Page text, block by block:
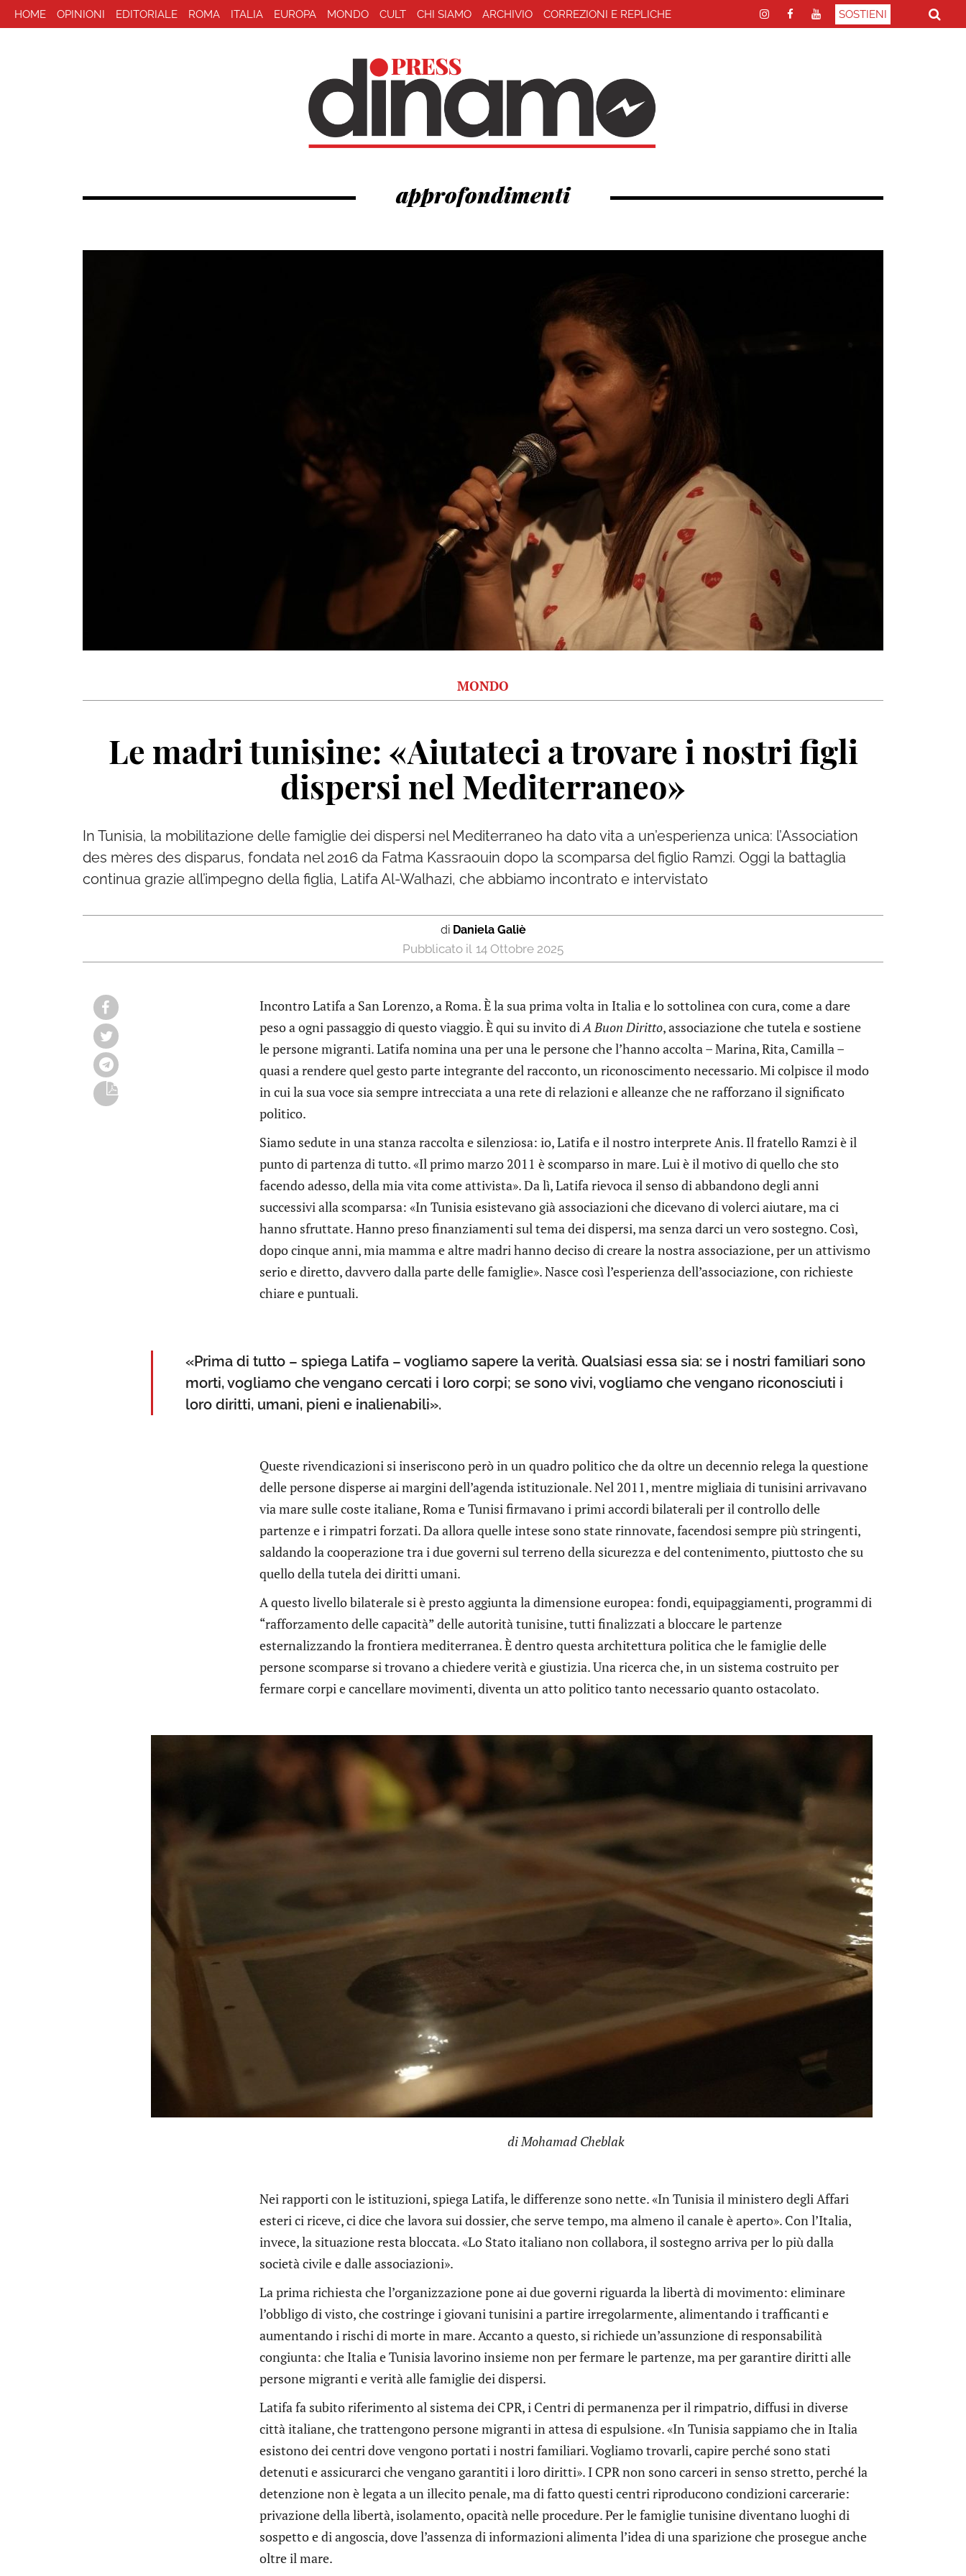
HOME OPINIONI EDITORIALE ROMA ITALIA EUROPA MONDO CULT CHI SIAMO ARCHIVIO CORREZIONI E REPLICHE SOSTIENI
approfondimenti
MONDO
Le madri tunisine: «Aiutateci a trovare i nostri figli
dispersi nel Mediterraneo»
In Tunisia, la mobilitazione delle famiglie dei dispersi nel Mediterraneo ha dato vita a un’esperienza unica: l’Association
des mères des disparus, fondata nel 2016 da Fatma Kassraouin dopo la scomparsa del figlio Ramzi. Oggi la battaglia
continua grazie all’impegno della figlia, Latifa Al-Walhazi, che abbiamo incontrato e intervistato
di Daniela Galiè
14 Ottobre 2025
Incontro Latifa a San Lorenzo, a Roma. È la sua prima volta in Italia e lo sottolinea con cura, come a dare
peso a ogni passaggio di questo viaggio. È qui su invito diA Buon Diritto, associazione che tutela e sostiene
le persone migranti. Latifa nomina una per una le persone che l’hanno accolta – Marina, Rita, Camilla –
quasi a rendere quel gesto parte integrante del racconto, un riconoscimento necessario. Mi colpisce il modo
in cui la sua voce sia sempre intrecciata a una rete di relazioni e alleanze che ne rafforzano il significato
politico.
Siamo sedute in una stanza raccolta e silenziosa: io, Latifa e il nostro interprete Anis. Il fratello Ramzi è il
punto di partenza di tutto. «Il primo marzo 2011 è scomparso in mare. Lui è il motivo di quello che sto
facendo adesso, della mia vita come attivista». Da lì, Latifa rievoca il senso di abbandono degli anni
successivi alla scomparsa: «In Tunisia esistevano già associazioni che dicevano di volerci aiutare, ma ci
hanno sfruttate. Hanno preso finanziamenti sul tema dei dispersi, ma senza darci un vero sostegno. Così,
dopo cinque anni, mia mamma e altre madri hanno deciso di creare la nostra associazione, per un attivismo
serio e diretto, davvero dalla parte delle famiglie». Nasce così l’esperienza dell’associazione, con richieste
chiare e puntuali.
«Prima di tutto – spiega Latifa – vogliamo sapere la verità. Qualsiasi essa sia: se i nostri familiari sono
morti, vogliamo che vengano cercati i loro corpi; se sono vivi, vogliamo che vengano riconosciuti i
loro diritti, umani, pieni e inalienabili».
Queste rivendicazioni si inseriscono però in un quadro politico che da oltre un decennio relega la questione
delle persone disperse ai margini dell’agenda istituzionale. Nel 2011, mentre migliaia di tunisini arrivavano
via mare sulle coste italiane, Roma e Tunisi firmavano i primi accordi bilaterali per il controllo delle
partenze e i rimpatri forzati. Da allora quelle intese sono state rinnovate, facendosi sempre più stringenti,
saldando la cooperazione tra i due governi sul terreno della sicurezza e del contenimento, piuttosto che su
quello della tutela dei diritti umani.
A questo livello bilaterale si è presto aggiunta la dimensione europea: fondi, equipaggiamenti, programmi di
“rafforzamento delle capacità” delle autorità tunisine, tutti finalizzati a bloccare le partenze
esternalizzando la frontiera mediterranea. È dentro questa architettura politica che le famiglie delle
persone scomparse si trovano a chiedere verità e giustizia. Una ricerca che, in un sistema costruito per
fermare corpi e cancellare movimenti, diventa un atto politico tanto necessario quanto ostacolato.
diMohamad Cheblak
Nei rapporti con le istituzioni, spiega Latifa, le differenze sono nette. «In Tunisia il ministero degli Affari
esteri ci riceve, ci dice che lavora sui dossier, che serve tempo, ma almeno il canale è aperto». Con l’Italia,
invece, la situazione resta bloccata. «Lo Stato italiano non collabora, il sostegno arriva per lo più dalla
società civile e dalle associazioni».
La prima richiesta che l’organizzazione pone ai due governi riguarda la libertà di movimento: eliminare
l’obbligo di visto, che costringe i giovani tunisini a partire irregolarmente, alimentando i trafficanti e
aumentando i rischi di morte in mare. Accanto a questo, si richiede un’assunzione di responsabilità
congiunta: che Italia e Tunisia lavorino insieme non per fermare le partenze, ma per garantire diritti alle
persone migranti e verità alle famiglie dei dispersi.
Latifa fa subito riferimento al sistema dei CPR, i Centri di permanenza per il rimpatrio, diffusi in diverse
città italiane, che trattengono persone migranti in attesa di espulsione. «In Tunisia sappiamo che in Italia
esistono dei centri dove vengono portati i nostri familiari. Vogliamo trovarli, capire perché sono stati
detenuti e assicurarci che vengano garantiti i loro diritti». I CPR non sono carceri in senso stretto, perché la
detenzione non è legata a un illecito penale, ma di fatto questi centri riproducono condizioni carcerarie:
privazione della libertà, isolamento, opacità nelle procedure. Per le famiglie tunisine diventano luoghi di
sospetto e di angoscia, dove l’assenza di informazioni alimenta l’idea di una sparizione che prosegue anche
oltre il mare.